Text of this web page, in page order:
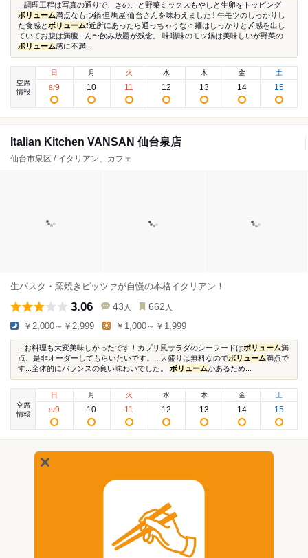
...調理工程は写真の通りで、きのこと野菜ミックスもやしと生卵をトッピング
ボリューム満点なもつ鍋 但馬屋 仙台さんを味わえました‼︎ 牛モツのしっかりし
た食感と ボリューム❗️近所にあったら通っちゃうな‍♂️ 麺はしっかりと〆感を出し
ていてお腹は満腹...ん〜飲み放題が残念。 味噌味のモツ鍋は美味しいが野菜の
ボリューム感に不満...
空席
情報
日
8/9
月
10
火
11
水
12
木
13
金
14
土
15
Italian Kitchen VANSAN 仙台泉店
仙台市泉区 / イタリアン、カフェ
生パスタ・窯焼きピッツァが自慢の本格イタリアン！
3.06 43 人 662 人
￥2,000～￥2,999 ￥1,000～￥1,999
...お料理も大変美味しかったです！カプリ風サラダのシーフードはボリューム満
点、是非オーダーしてもらいたいです。...大盛りは無料なのでボリューム満点で
す...全体的にバランスの良い味わいでした。 ボリュームがあるため...
空席
情報
日
8/9
月
10
火
11
水
12
木
13
金
14
土
15